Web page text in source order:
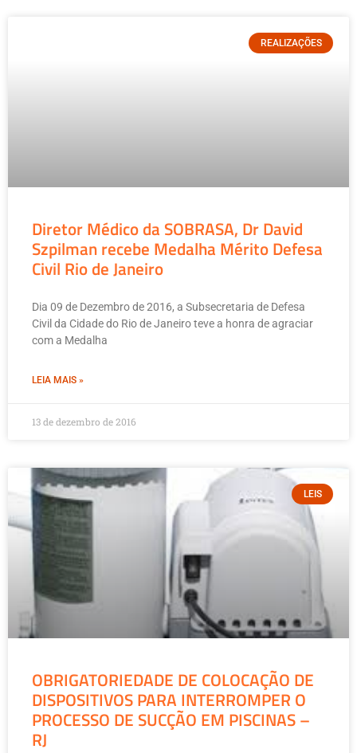
REALIZAÇÕES
Diretor Médico da SOBRASA, Dr David
Szpilman recebe Medalha Mérito Defesa
Civil Rio de Janeiro
Dia 09 de Dezembro de 2016, a Subsecretaria de Defesa
Civil da Cidade do Rio de Janeiro teve a honra de agraciar
com a Medalha
LEIA MAIS »
13 de dezembro de 2016
LEIS
OBRIGATORIEDADE DE COLOCAÇÃO DE
DISPOSITIVOS PARA INTERROMPER O
PROCESSO DE SUCÇÃO EM PISCINAS –
RJ